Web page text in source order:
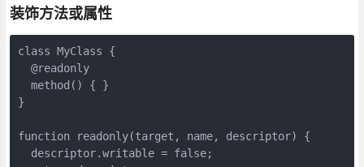
装饰方法或属性
class MyClass {
  @readonly
  method() { }
}
function readonly(target, name, descriptor) {
  descriptor.writable = false;